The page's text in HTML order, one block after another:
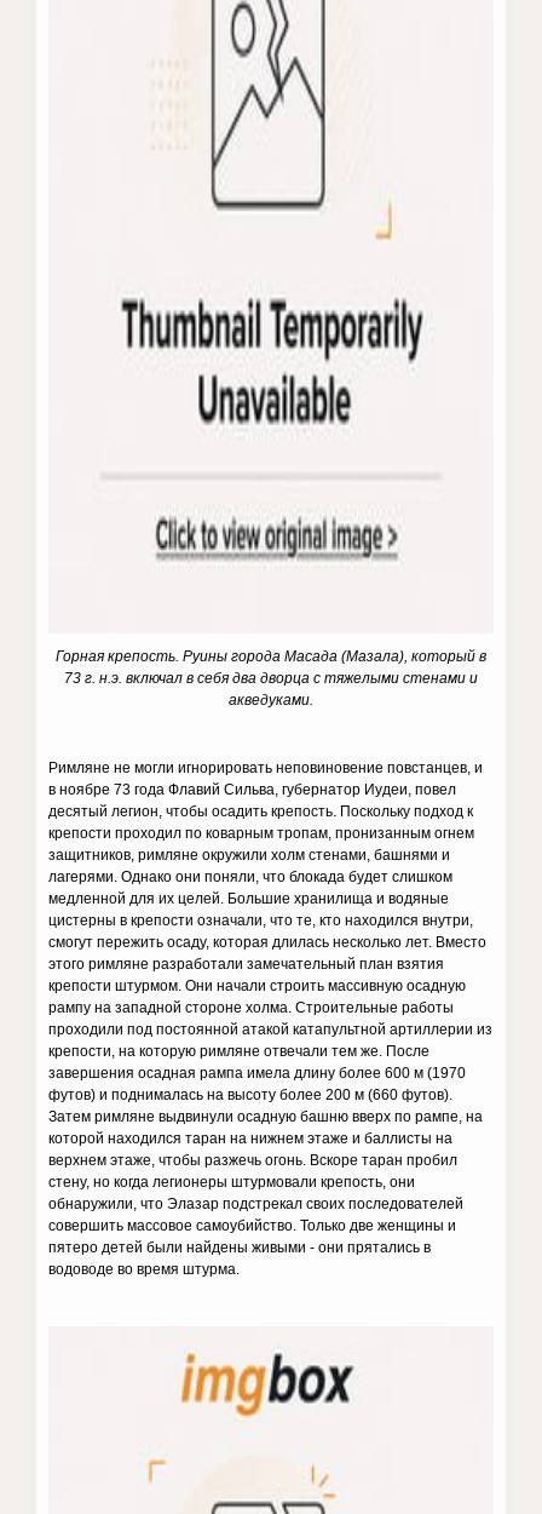
Горная крепость. Руины города Масада (Мазала), который в
73 г. н.э. включал в себя два дворца с тяжелыми стенами и
акведуками.
Римляне не могли игнорировать неповиновение повстанцев, и
в ноябре 73 года Флавий Сильва, губернатор Иудеи, повел
десятый легион, чтобы осадить крепость. Поскольку подход к
крепости проходил по коварным тропам, пронизанным огнем
защитников, римляне окружили холм стенами, башнями и
лагерями. Однако они поняли, что блокада будет слишком
медленной для их целей. Большие хранилища и водяные
цистерны в крепости означали, что те, кто находился внутри,
смогут пережить осаду, которая длилась несколько лет. Вместо
этого римляне разработали замечательный план взятия
крепости штурмом. Они начали строить массивную осадную
рампу на западной стороне холма. Строительные работы
проходили под постоянной атакой катапультной артиллерии из
крепости, на которую римляне отвечали тем же. После
завершения осадная рампа имела длину более 600 м (1970
футов) и поднималась на высоту более 200 м (660 футов).
Затем римляне выдвинули осадную башню вверх по рампе, на
которой находился таран на нижнем этаже и баллисты на
верхнем этаже, чтобы разжечь огонь. Вскоре таран пробил
стену, но когда легионеры штурмовали крепость, они
обнаружили, что Элазар подстрекал своих последователей
совершить массовое самоубийство. Только две женщины и
пятеро детей были найдены живыми - они прятались в
водоводе во время штурма.